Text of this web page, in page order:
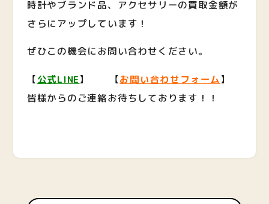
時計やブランド品、アクセサリーの買取金額が
さらにアップしています！
ぜひこの機会にお問い合わせください。
【公式LINE】 【お問い合わせフォーム】
皆様からのご連絡お待ちしております！！